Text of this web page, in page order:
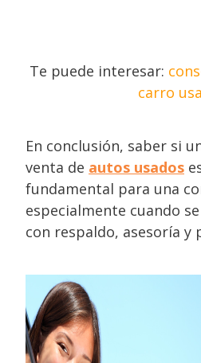
Te puede interesar:
carro
En conclusión, saber si
venta de autos usados
fundamental para una
especialmente cuando
con respaldo, asesoría y